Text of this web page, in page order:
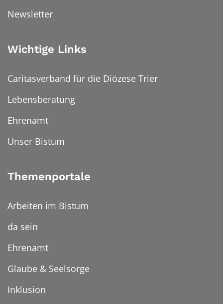
Newsletter
Wichtige Links
Caritasverband für die Diözese Trier
Lebensberatung
Ehrenamt
Unser Bistum
Themenportale
Arbeiten im Bistum
da sein
Ehrenamt
Glaube & Seelsorge
Inklusion